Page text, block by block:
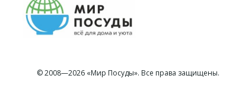
© 2008—2026 «Мир Посуды». Все права защищены.